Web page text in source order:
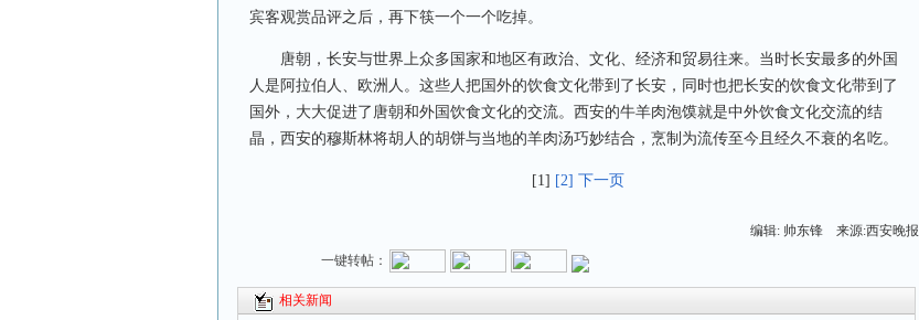
宾客观赏品评之后，再下筷一个一个吃掉。
唐朝，长安与世界上众多国家和地区有政治、文化、经济和贸易往来。当时长安最多的外国
人是阿拉伯人、欧洲人。这些人把国外的饮食文化带到了长安，同时也把长安的饮食文化带到了
国外，大大促进了唐朝和外国饮食文化的交流。西安的牛羊肉泡馍就是中外饮食文化交流的结
晶，西安的穆斯林将胡人的胡饼与当地的羊肉汤巧妙结合，烹制为流传至今且经久不衰的名吃。
[1] [2] 下一页
编辑: 帅东锋 来源:西安晚报
一键转帖：
相关新闻